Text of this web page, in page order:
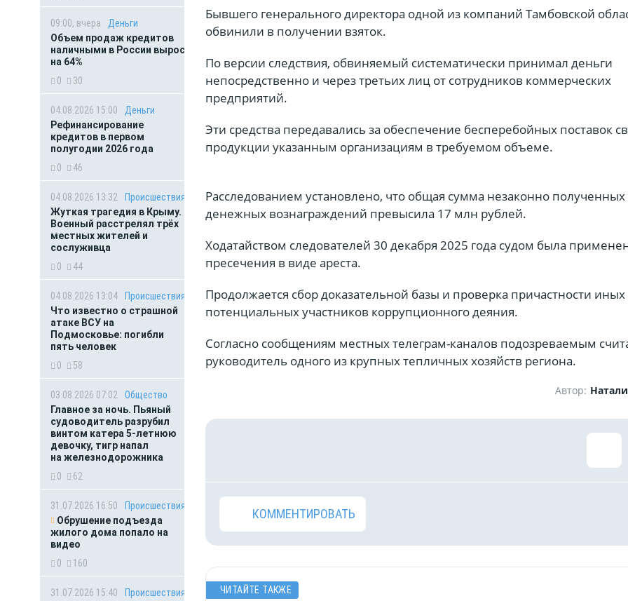
09:00, вчера
Деньги
Объем продаж кредитов
наличными в России вырос
на 64%
0
30
04.08.2026 15:00
Деньги
Рефинансирование
кредитов в первом
полугодии 2026 года
0
46
04.08.2026 13:32
Происшествия
Жуткая трагедия в Крыму.
Военный расстрелял трёх
местных жителей и
сослуживца
0
44
04.08.2026 13:04
Происшествия
Что известно о страшной
атаке ВСУ на
Подмосковье: погибли
пять человек
0
58
03.08.2026 07:02
Общество
Главное за ночь. Пьяный
судоводитель разрубил
винтом катера 5-летнюю
девочку, тигр напал
на железнодорожника
0
62
31.07.2026 16:50
Происшествия
Обрушение подъезда
жилого дома попало на
видео
0
160
31.07.2026 15:40
Происшествия
Бывшего генерального директора одной из компаний Тамбовской
обвинили в получении взяток.
По версии следствия, обвиняемый систематически принимал деньги
непосредственно и через третьих лиц от сотрудников коммерческих
предприятий.
Эти средства передавались за обеспечение бесперебойных поставок
продукции указанным организациям в требуемом объеме.
Расследованием установлено, что общая сумма незаконно полученных
денежных вознаграждений превысила 17 млн рублей.
Ходатайством следователей 30 декабря 2025 года судом была
пресечения в виде ареста.
Продолжается сбор доказательной базы и проверка причастности иных
потенциальных участников коррупционного деяния.
Согласно сообщениям местных телеграм-каналов подозреваемым
руководитель одного из крупных тепличных хозяйств региона.
Автор:
КОММЕНТИРОВАТЬ
ЧИТАЙТЕ ТАКЖЕ